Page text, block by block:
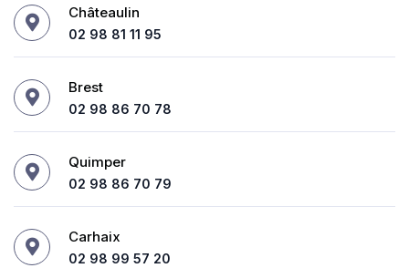
Châteaulin
02 98 81 11 95
Brest
02 98 86 70 78
Quimper
02 98 86 70 79
Carhaix
02 98 99 57 20